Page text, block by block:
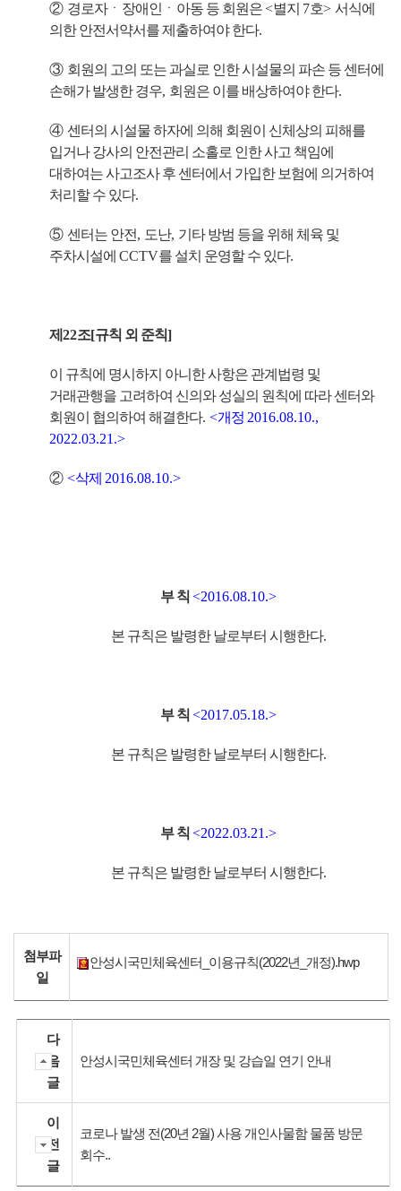
② 경로자ㆍ 장애인 ㆍ 아동 등 회원은 <별지 7호> 서식에
의한 안전서약서를 제출하여야 한다.
③ 회원의 고의 또는 과실로 인한 시설물의 파손 등 센터에
손해가 발생한 경우, 회원은 이를 배상하여야 한다.
④ 센터의 시설물 하자에 의해 회원이 신체상의 피해를
입거나 강사의 안전관리 소홀로 인한 사고 책임에
대하여는 사고조사 후 센터에서 가입한 보험에 의거하여
처리할 수 있다.
⑤ 센터는 안전, 도난, 기타 방범 등을 위해 체육 및
주차시설에 CCTV를 설치 운영할 수 있다.
제 22조[규칙 외 준칙]
이 규칙에 명시하지 아니한 사항은 관계법령 및
거래관행을 고려하여 신의와 성실의 원칙에 따라 센터와
회원이 협의하여 해결한다. <개정 2016.08.10.,
2022.03.21.>
② <삭제 2016.08.10.>
부 칙 <2016.08.10.>
본 규칙은 발령한 날로부터 시행한다.
부 칙 <2017.05.18.>
본 규칙은 발령한 날로부터 시행한다.
부 칙 <2022.03.21.>
본 규칙은 발령한 날로부터 시행한다.
첨부파
일
안성시국민체육센터_이용규칙(2022년_개정).hwp
다
음
글
안성시국민체육센터 개장 및 강습일 연기 안내
이
전
글
코로나 발생 전(20년 2월) 사용 개인사물함 물품 방문
회수..